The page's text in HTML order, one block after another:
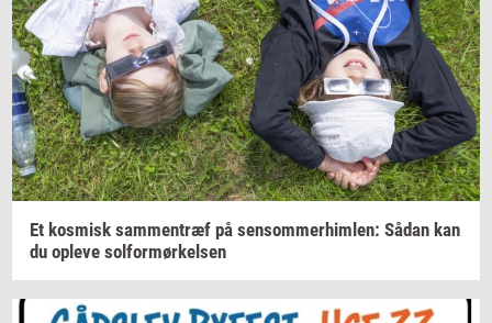
Et kos­misk sam­men­træf på sen­som­mer­him­len: Sådan kan
du op­le­ve sol­for­mør­kel­sen